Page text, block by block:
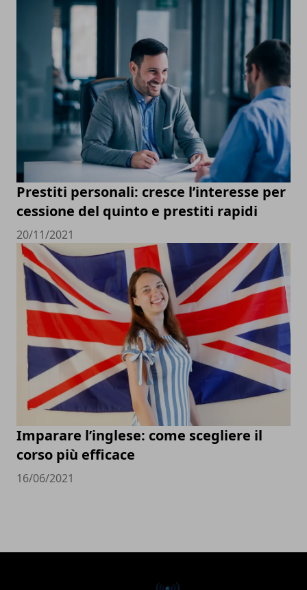
Prestiti personali: cresce l’interesse per
cessione del quinto e prestiti rapidi
20/11/2021
Imparare l’inglese: come scegliere il
corso più efficace
16/06/2021